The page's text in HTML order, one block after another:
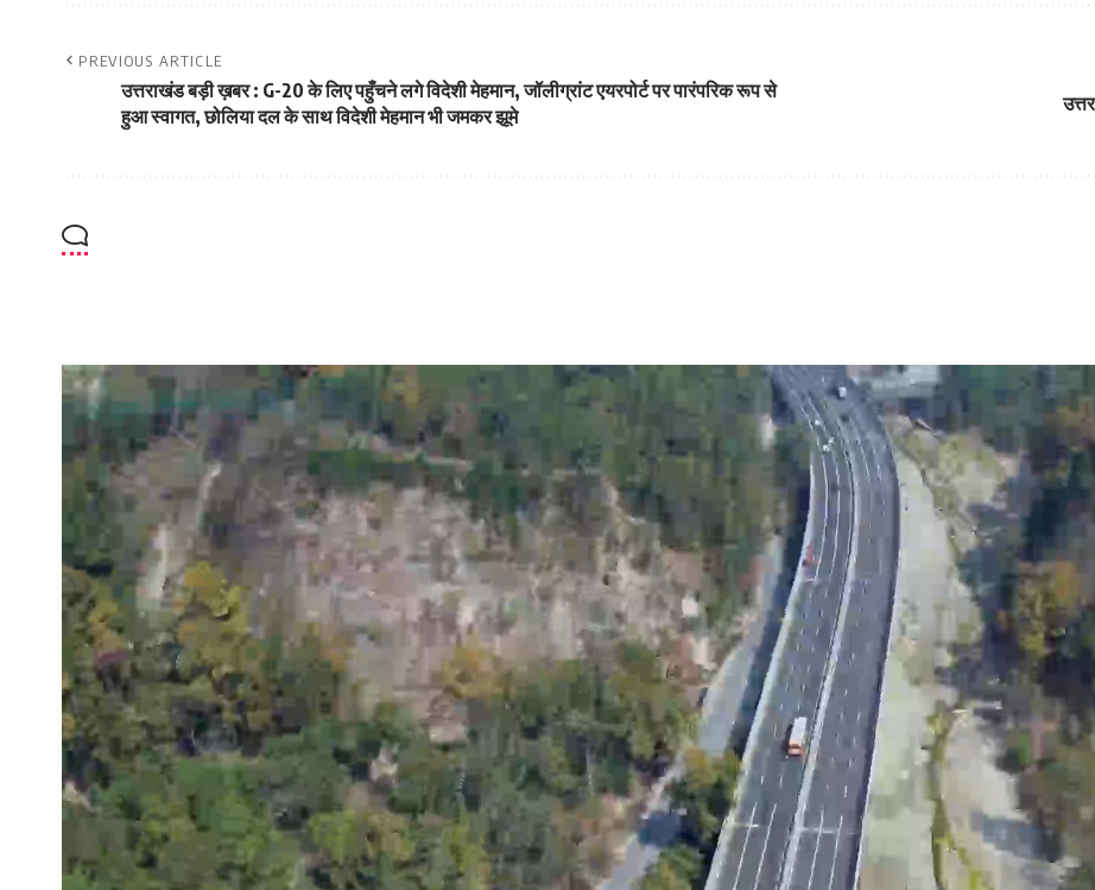
PREVIOUS ARTICLE
उत्तराखंड बड़ी ख़बर : G-20 के लिए पहुँचने लगे विदेशी मेहमान, जॉलीग्रांट एयरपोर्ट पर पारंपरिक रूप से
हुआ स्वागत, छोलिया दल के साथ विदेशी मेहमान भी जमकर झूमे